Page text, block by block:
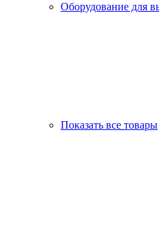
Оборудование для
Показать все товары